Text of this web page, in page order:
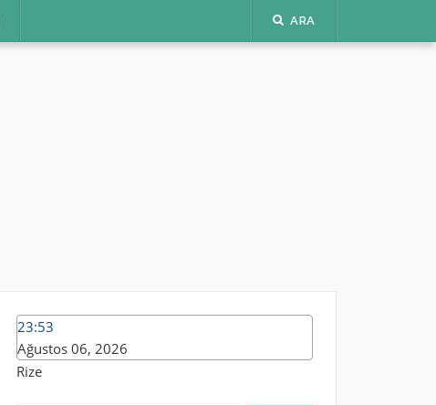
ARA
23:53
Ağustos 06, 2026
Rize